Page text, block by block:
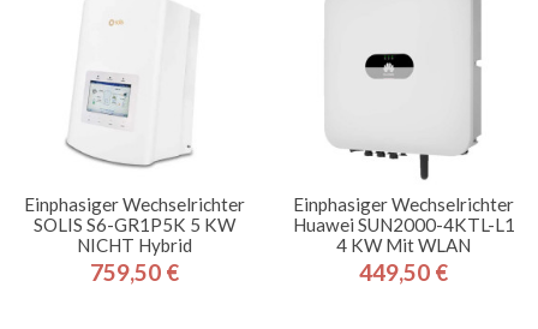
Einphasiger Wechselrichter
SOLIS S6-GR1P5K 5 KW
NICHT Hybrid
Preis
759,50 €
Einphasiger Wechselrichter
Huawei SUN2000-4KTL-L1
4 KW Mit WLAN
Preis
449,50 €